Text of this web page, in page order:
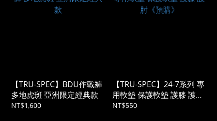
【TRU-SPEC】BDU作戰褲
多地虎斑 亞洲限定經典款
NT$1,600
【TRU-SPEC】24-7系列 專
用軟墊 保護軟墊 護膝 護肘
《預購》
NT$550